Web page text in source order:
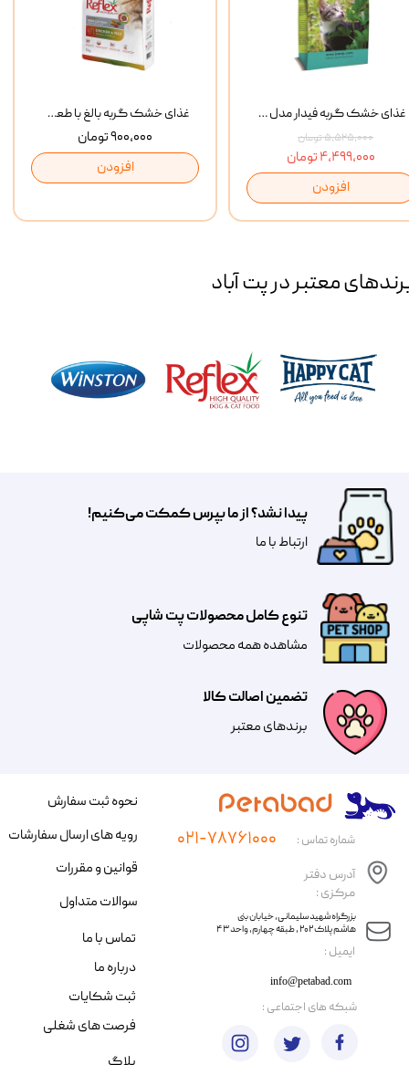
غذای خشک گربه بالغ با طعم مرغ و برنج رفلکس Reflex Multi Color Chicken And Rice وزن 1 کیلوگرم
۹۰۰,۰۰۰ تومان
افزودن
غذای خشک گربه فیدار مدل Adult وزن 10 کیلوگرم
۵,۵۲۵,۰۰۰ تومان
۴,۴۹۹,۰۰۰ تومان
افزودن
معتبر در پت آباد
تضمین اصالت کالا
​​برندهای معتبر​​​​​​​
تنوع کامل محصولات پت شاپی
مشاهده همه محصولات
پیدا نشد؟ از ما بپرس کمکت می‌کنیم!
​​​ارتباط با ما
​ایمیل :
آدرس دفتر
مرکزی :
info@petabad.com
​​بزرگراه شهید سلیمانی، خیابان بنی
هاشم پلاک ۲۰۲ ، طبقه چهارم، واحد ۴۳
شماره تماس : ۰۲۱-۷۸۷۶۱۰۰۰
نحوه ثبت سفارش
رویه های ارسال سفارشات
قوانین و مقررات
سوالات متداول
تماس با ما
درباره ما
ثبت شکایات
فرصت های شغلی
​شبکه های اجتماعی :